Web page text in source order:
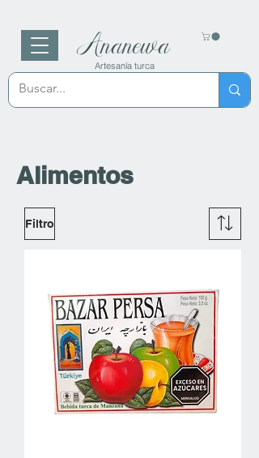
Artesanía turca
Ananewa
Alimentos
Filtro